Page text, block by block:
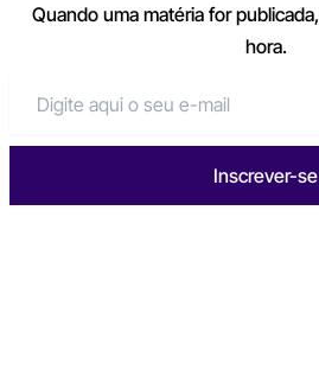
Quando uma matéria for
hora.
Inscrever-se